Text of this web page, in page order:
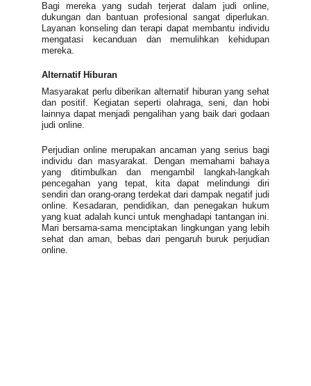
Bagi mereka yang sudah terjerat dalam judi online,
dukungan dan bantuan profesional sangat diperlukan.
Layanan konseling dan terapi dapat membantu individu
mengatasi kecanduan dan memulihkan kehidupan
mereka.
Alternatif Hiburan
Masyarakat perlu diberikan alternatif hiburan yang sehat
dan positif. Kegiatan seperti olahraga, seni, dan hobi
lainnya dapat menjadi pengalihan yang baik dari godaan
judi online.
Perjudian online merupakan ancaman yang serius bagi
individu dan masyarakat. Dengan memahami bahaya
yang ditimbulkan dan mengambil langkah-langkah
pencegahan yang tepat, kita dapat melindungi diri
sendiri dan orang-orang terdekat dari dampak negatif judi
online. Kesadaran, pendidikan, dan penegakan hukum
yang kuat adalah kunci untuk menghadapi tantangan ini.
Mari bersama-sama menciptakan lingkungan yang lebih
sehat dan aman, bebas dari pengaruh buruk perjudian
online.